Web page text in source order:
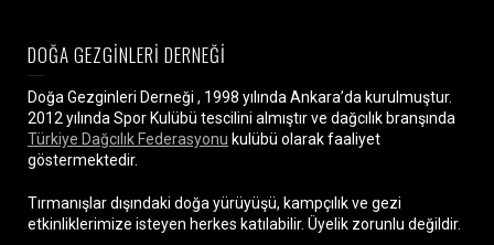
DOĞA GEZGİNLERİ DERNEĞİ
Doğa Gezginleri Derneği , 1998 yılında Ankara’da kurulmuştur.
2012 yılında Spor Kulübü tescilini almıştır ve dağcılık branşında
Türkiye Dağcılık Federasyonu kulübü olarak faaliyet
göstermektedir.
Tırmanışlar dışındaki doğa yürüyüşü, kampçılık ve gezi
etkinliklerimize isteyen herkes katılabilir. Üyelik zorunlu değildir.